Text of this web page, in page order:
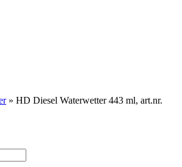
» HD Diesel Waterwetter 443 ml, art.nr.